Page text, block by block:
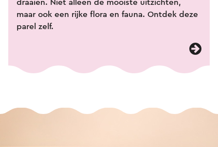
draaien. Niet alleen de mooiste uitzichten,
maar ook een rijke flora en fauna. Ontdek deze
parel zelf.